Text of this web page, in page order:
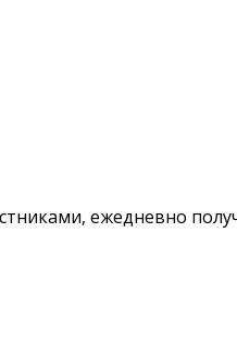
ежедневно